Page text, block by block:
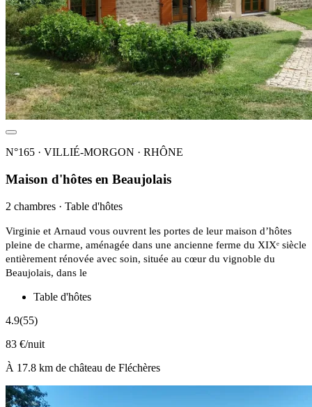
N°165 · VILLIÉ-MORGON · RHÔNE
Maison d'hôtes en Beaujolais
2 chambres · Table d'hôtes
Virginie et Arnaud vous ouvrent les portes de leur maison d’hôtes
pleine de charme, aménagée dans une ancienne ferme du XIXᵉ siècle
entièrement rénovée avec soin, située au cœur du vignoble du
Beaujolais, dans le
Table d'hôtes
4.9(55)
83 €/nuit
À 17.8 km de château de Fléchères